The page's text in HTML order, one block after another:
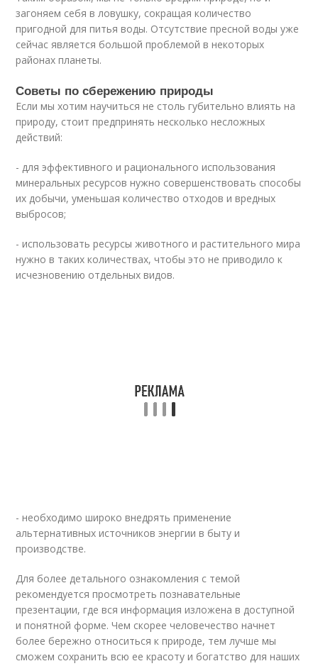
загоняем себя в ловушку, сокращая количество
пригодной для питья воды. Отсутствие пресной воды уже
сейчас является большой проблемой в некоторых
районах планеты.
Советы по сбережению природы
Если мы хотим научиться не столь губительно влиять на
природу, стоит предпринять несколько несложных
действий:
- для эффективного и рационального использования
минеральных ресурсов нужно совершенствовать способы
их добычи, уменьшая количество отходов и вредных
выбросов;
- использовать ресурсы животного и растительного мира
нужно в таких количествах, чтобы это не приводило к
исчезновению отдельных видов.
- необходимо широко внедрять применение
альтернативных источников энергии в быту и
производстве.
Для более детального ознакомления с темой
рекомендуется просмотреть познавательные
презентации, где вся информация изложена в доступной
и понятной форме. Чем скорее человечество начнет
более бережно относиться к природе, тем лучше мы
сможем сохранить всю ее красоту и богатство для наших